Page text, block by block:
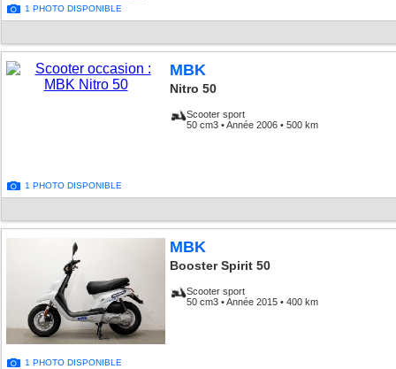
1 PHOTO DISPONIBLE
1 PHOTO DISPONIBLE
MBK
Nitro 50
Scooter sport
50 cm3 • Année 2006 • 500 km
1 PHOTO DISPONIBLE
MBK
Booster Spirit 50
Scooter sport
50 cm3 • Année 2015 • 400 km